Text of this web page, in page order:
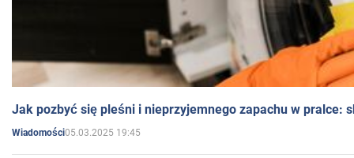
Jak pozbyć się pleśni i nieprzyjemnego zapachu w pralce:
Wiadomości05.03.2025 19:45